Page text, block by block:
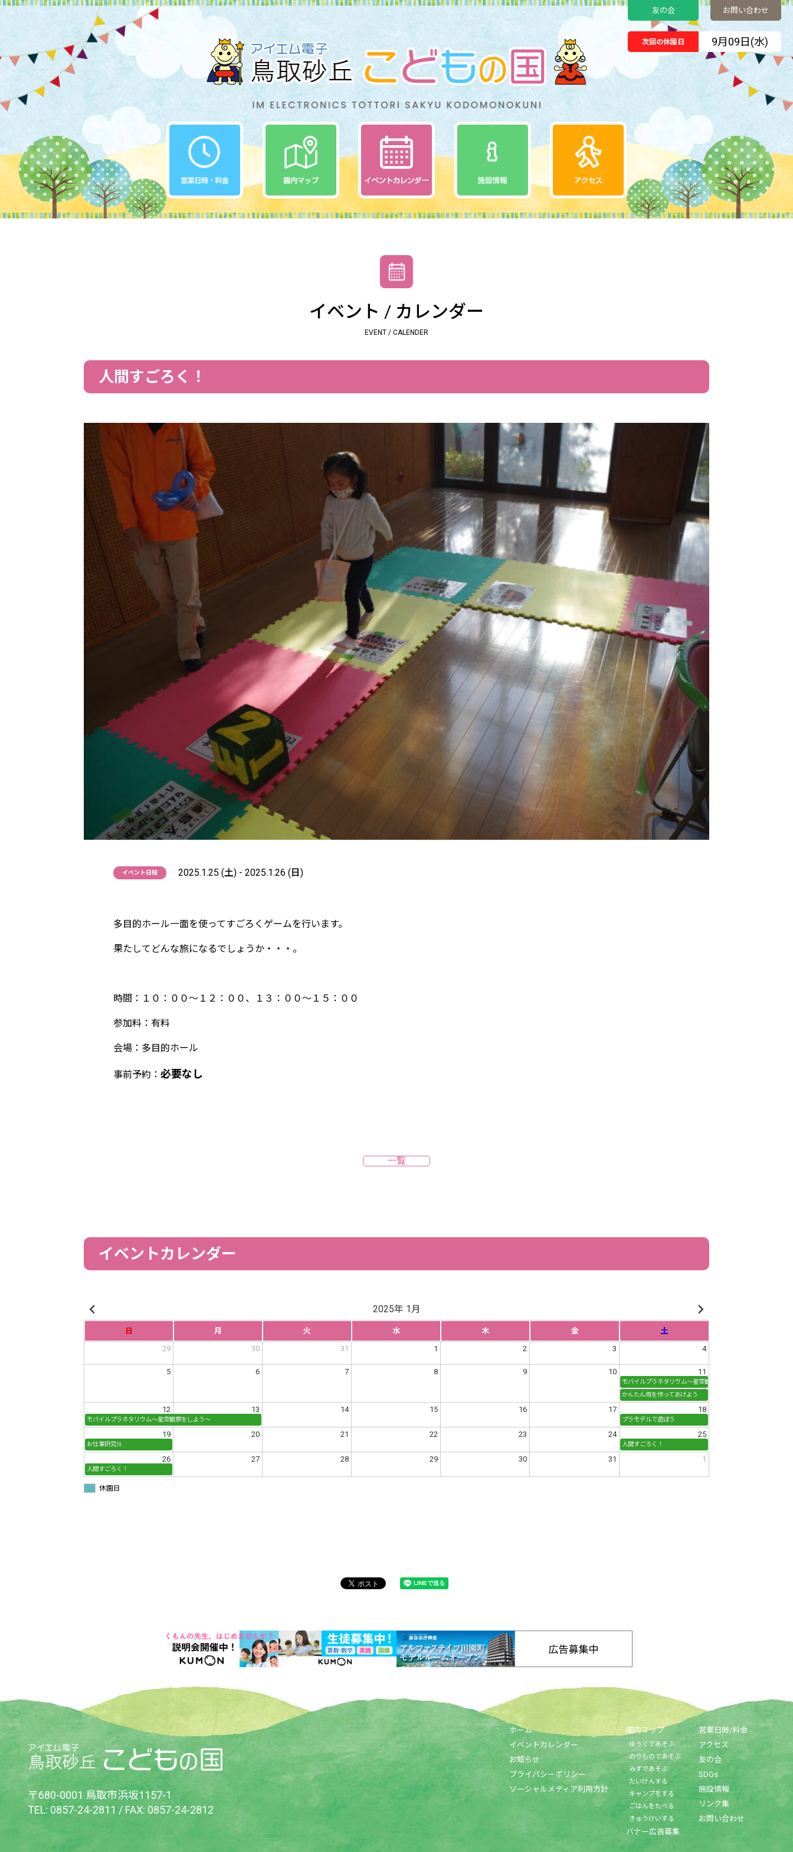
友の会 お問い合わせ
次回の休園日 9月09日(水)
イベント / カレンダー
EVENT / CALENDER
人間すごろく！
イベント日程 2025.1.25 (土) - 2025.1.26 (日)
多目的ホール一面を使ってすごろくゲームを行います。
果たしてどんな旅になるでしょうか・・・。
時間：１０：００～１２：００、１３：００～１５：００
参加料：有料
会場：多目的ホール
事前予約： 必要なし
一覧
イベントカレンダー
2025年 1月
日 月 火 水 木 金
土
29
30 31 1 2 3 4
5 6 7 8 9 10 11
モバイルプラネタリウム～星空観察をしよう～
かんたん凧を作ってあげよう
12 13 14 15 16 17 18
モバイルプラネタリウム～星空観察をしよう～ プラモデルで遊ぼう
19 20 21 22 23 24 25
お仕事研究Ⅲ 人間すごろく！
26 27 28 29 30 31 1
人間すごろく！
休園日
〒680-0001 鳥取市浜坂1157-1
TEL: 0857-24-2811 / FAX: 0857-24-2812
ホーム
イベントカレンダー
お知らせ
プライバシーポリシー
ソーシャルメディア利用方針
園内マップ
ゆうぐであそぶ
のりものであそぶ
みずであそぶ
たいけんする
キャンプをする
ごはんをたべる
きゅうけいする
バナー広告募集
営業日時/料金
アクセス
友の会
SDGs
施設情報
リンク集
お問い合わせ